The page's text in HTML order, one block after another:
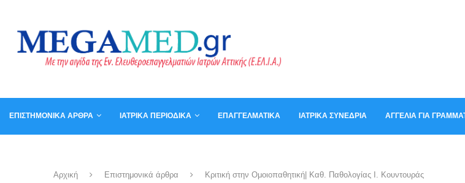
ΕΠΙΣΤΗΜΟΝΙΚΆ ΆΡΘΡΑ ΙΑΤΡΙΚΆ ΠΕΡΙΟΔΙΚΆ ΕΠΑΓΓΕΛΜΑΤΙΚΆ ΙΑΤΡΙΚΆ ΣΥΝΈΔΡΙΑ ΑΓΓΕΛΊΑ ΓΙΑ
Αρχική Επιστημονικά άρθρα Κριτική στην Ομοιοπαθητική| Kαθ. Παθολογίας Ι. Κουντουράς